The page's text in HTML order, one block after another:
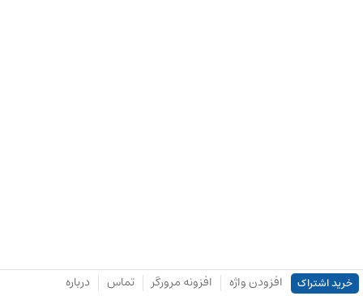
خرید اشتراک افزودن واژه افزونه مرورگر تماس درباره